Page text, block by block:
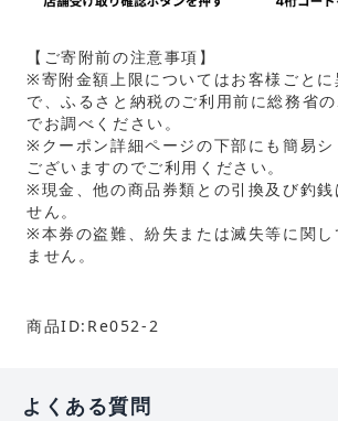
【ご寄附前の注意事項】
※寄附金額上限についてはお客様ごとに
で、ふるさと納税のご利用前に総務省
でお調べください。
※クーポン詳細ページの下部にも簡易シ
ございますのでご利用ください。
※現金、他の商品券類との引換及び釣銭
せん。
※本券の盗難、紛失または滅失等に関し
ません。
商品ID:Re052-2
よくある質問